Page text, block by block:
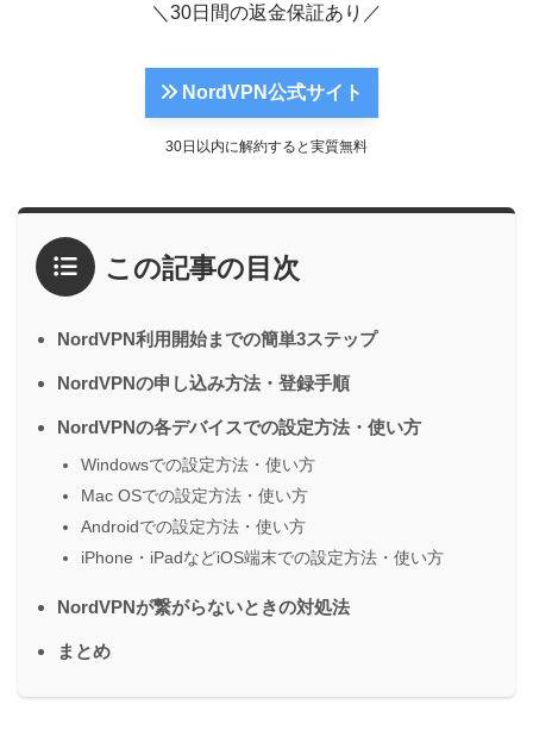
＼30日間の返金保証あり／
NordVPN公式サイト
30日以内に解約すると実質無料
この記事の目次
NordVPN利用開始までの簡単3ステップ
NordVPNの申し込み方法・登録手順
NordVPNの各デバイスでの設定方法・使い方
Windowsでの設定方法・使い方
Mac OSでの設定方法・使い方
Androidでの設定方法・使い方
iPhone・iPadなどiOS端末での設定方法・使い方
NordVPNが繋がらないときの対処法
まとめ